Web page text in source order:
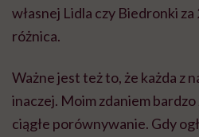
własnej Lidla czy Biedronki za
różnica.
Ważne jest też to, że każda z
inaczej. Moim zdaniem bardzo
ciągłe porównywanie. Gdy